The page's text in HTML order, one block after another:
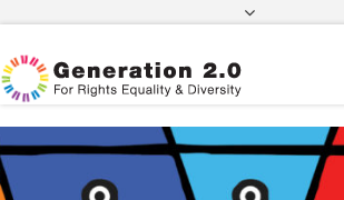
Πορεία Φακέλου Πολίτη Τρίτης Χώρας
Πορεία Φακέλου Ιθαγένειας
e-paravolo
FacebookTwitter Instagram
YoutubeLinkedin